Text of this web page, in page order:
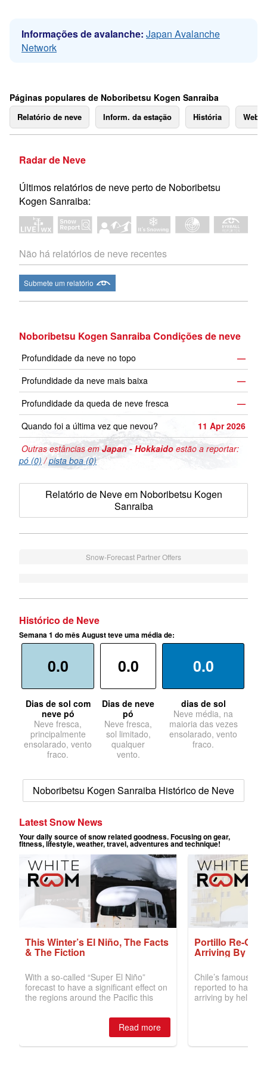
Informações de avalanche: Japan Avalanche
Network
Páginas populares de Noboribetsu Kogen Sanraiba
Relatório de neve Inform. da estação História
Radar de Neve
Últimos relatórios de neve perto de Noboribetsu
Kogen Sanraiba:
Não há relatórios de neve recentes
Submete um relatório
Noboribetsu Kogen Sanraiba Condições de neve
Profundidade da neve no topo
—
Profundidade da neve mais baixa
—
Profundidade da queda de neve fresca
—
Quando foi a última vez que nevou?
11 Apr 2026
Outras estâncias emJapan - Hokkaido estão a reportar:
pó (0) /pista boa (0)
Relatório de Neve em Noboribetsu Kogen
Sanraiba
Snow-Forecast Partner Offers
Histórico de Neve
Semana 1 do mês August teve uma média de:
0.0
Dias de sol com
neve pó
Neve fresca,
principalmente
ensolarado, vento
fraco.
0.0
Dias de neve
pó
Neve fresca,
sol limitado,
qualquer
vento.
0.0
dias de sol
Neve média, na
maioria das vezes
ensolarado, vento
fraco.
Noboribetsu Kogen Sanraiba Histórico de Neve